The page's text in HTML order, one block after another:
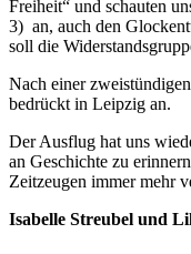
Freiheit“ und schauten
3) an, auch den
soll die
Nach einer
bedrückt in Leipzig an.
Der Ausflug hat uns
an Geschichte zu
Zeitzeugen immer mehr
Isabelle Streubel und